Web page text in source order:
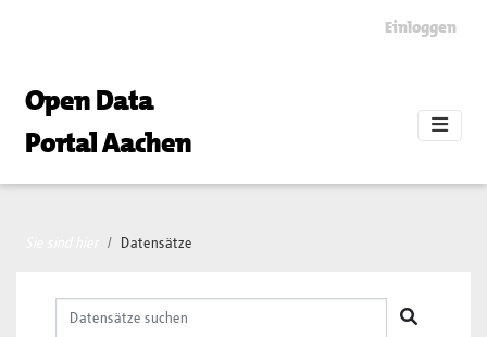
Einloggen
Open Data
Portal Aachen
Datensätze